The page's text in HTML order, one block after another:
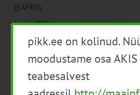
(EAFRD).
pikk.ee on kolinud.
moodustame osa AKIS
teabesalvest